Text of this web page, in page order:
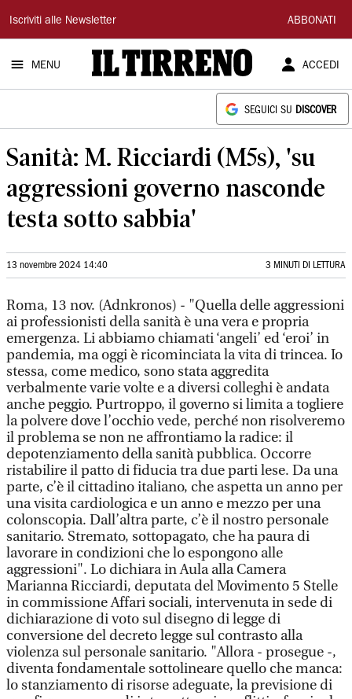
Il
Tirreno
Iscriviti alle Newsletter ABBONATI
MENU ACCEDI
SEGUICI SU DISCOVER
Sanità: M. Ricciardi (M5s), 'su
aggressioni governo nasconde
testa sotto sabbia'
13 novembre 2024 14:40 3 MINUTI DI LETTURA
Roma, 13 nov. (Adnkronos) - "Quella delle aggressioni
ai professionisti della sanità è una vera e propria
emergenza. Li abbiamo chiamati ‘angeli’ ed ‘eroi’ in
pandemia, ma oggi è ricominciata la vita di trincea. Io
stessa, come medico, sono stata aggredita
verbalmente varie volte e a diversi colleghi è andata
anche peggio. Purtroppo, il governo si limita a togliere
la polvere dove l’occhio vede, perché non risolveremo
il problema se non ne affrontiamo la radice: il
depotenziamento della sanità pubblica. Occorre
ristabilire il patto di fiducia tra due parti lese. Da una
parte, c’è il cittadino italiano, che aspetta un anno per
una visita cardiologica e un anno e mezzo per una
colonscopia. Dall’altra parte, c’è il nostro personale
sanitario. Stremato, sottopagato, che ha paura di
lavorare in condizioni che lo espongono alle
aggressioni". Lo dichiara in Aula alla Camera
Marianna Ricciardi, deputata del Movimento 5 Stelle
in commissione Affari sociali, intervenuta in sede di
dichiarazione di voto sul disegno di legge di
conversione del decreto legge sul contrasto alla
violenza sul personale sanitario. "Allora - prosegue -,
diventa fondamentale sottolineare quello che manca:
lo stanziamento di risorse adeguate, la previsione di